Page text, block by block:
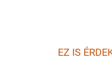
EZ IS